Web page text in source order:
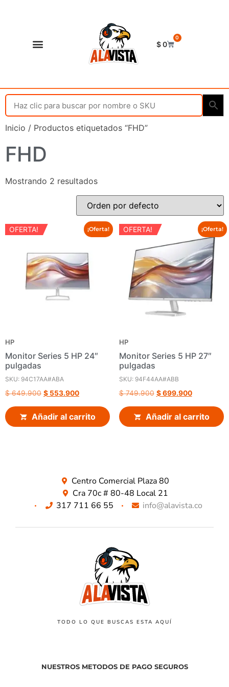
$0
0
Inicio / Productos etiquetados “FHD”
FHD
Mostrando 2 resultados
¡Oferta!
OFERTA!
HP
Monitor Series 5 HP 24″
pulgadas
SKU: 94C17AA#ABA
$649.900 $ 553.900
Añadir al carrito
¡Oferta!
OFERTA!
HP
Monitor Series 5 HP 27″
pulgadas
SKU: 94F44AA#ABB
$749.900 $699.900
Añadir al carrito
Centro Comercial Plaza 80
Cra 70c # 80-48 Local 21
317 711 66 55
info@alavista.co
TODO LO QUE BUSCAS ESTA AQUÍ
NUESTROS METODOS DE PAGO SEGUROS